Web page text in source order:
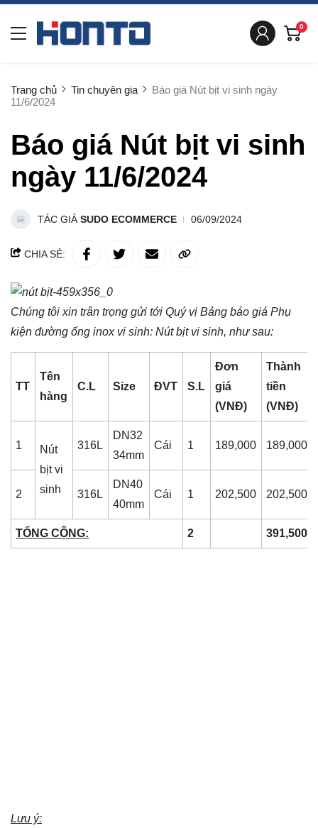
0
Trang chủ Tin chuyên gia
Báo giá Nút bịt vi sinh ngày
11/6/2024
Báo giá Nút bịt vi sinh
ngày 11/6/2024
TÁC GIẢ SUDO ECOMMERCE 06/09/2024
CHIA SẺ:
Chúng tôi xin trân trọng gửi tới Quý vị Bảng báo giá Phụ
kiện đường ống inox vi sinh: Nút bịt vi sinh, như sau:
TT
Tên
hàng
C.L Size ĐVT S.L
Đơn
giá
(VNĐ)
Thành
tiền
(VNĐ)
1
Nút
bịt vi
sinh
316L
DN32
34mm
Cái 1 189,000 189,000
2 316L
DN40
40mm
Cái 1 202,500 202,500
TỔNG CỘNG: 2 391,500
Lưu ý: